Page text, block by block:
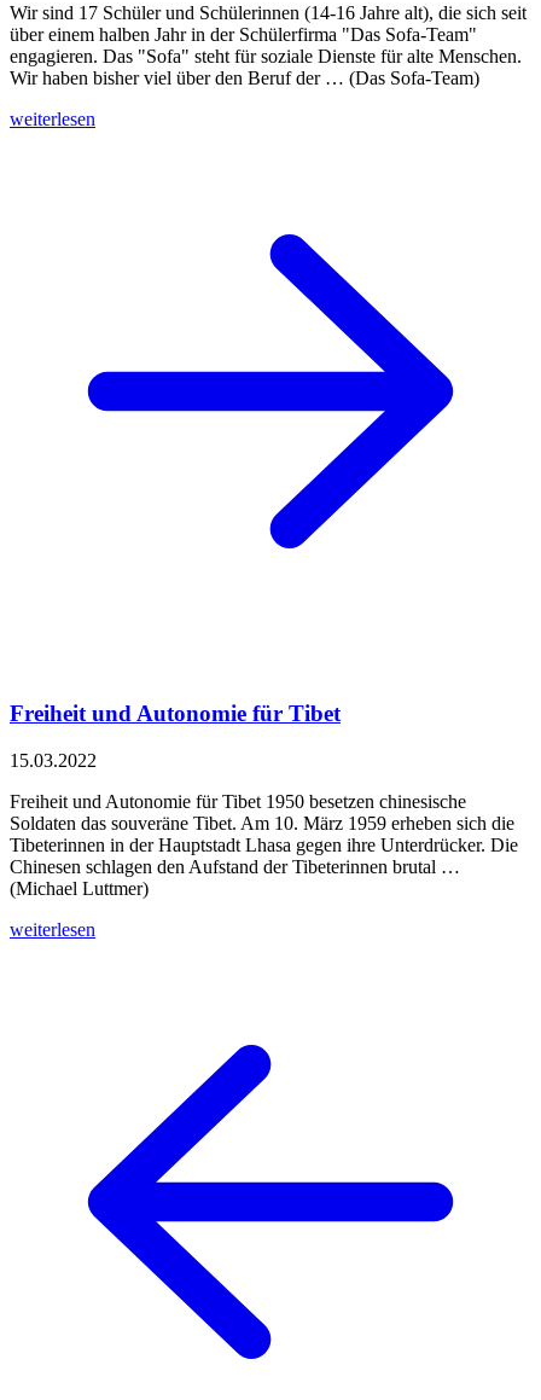
Wir sind 17 Schüler und Schülerinnen (14-16 Jahre alt), die sich seit
über einem halben Jahr in der Schülerfirma "Das Sofa-Team"
engagieren. Das "Sofa" steht für soziale Dienste für alte Menschen.
Wir haben bisher viel über den Beruf der … (Das Sofa-Team)
weiterlesen
Freiheit und Autonomie für Tibet
15.03.2022
Freiheit und Autonomie für Tibet 1950 besetzen chinesische
Soldaten das souveräne Tibet. Am 10. März 1959 erheben sich die
Tibeterinnen in der Hauptstadt Lhasa gegen ihre Unterdrücker. Die
Chinesen schlagen den Aufstand der Tibeterinnen brutal …
(Michael Luttmer)
weiterlesen